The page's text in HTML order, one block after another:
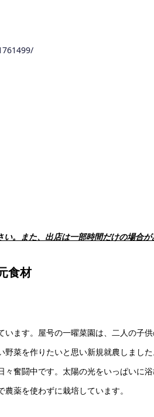
。また、出店は一部時間だけの場合が
食材
ます。屋号の一曜菜園は、二人の子
菜を作りたいと思い新規就農しまし
奮闘中です。太陽の光をいっぱいに
薬を使わずに栽培しています。